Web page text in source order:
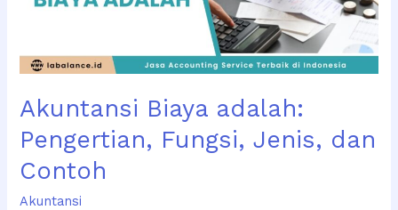
Akuntansi Biaya adalah:
Pengertian, Fungsi, Jenis, dan
Contoh
Akuntansi
Jenis,